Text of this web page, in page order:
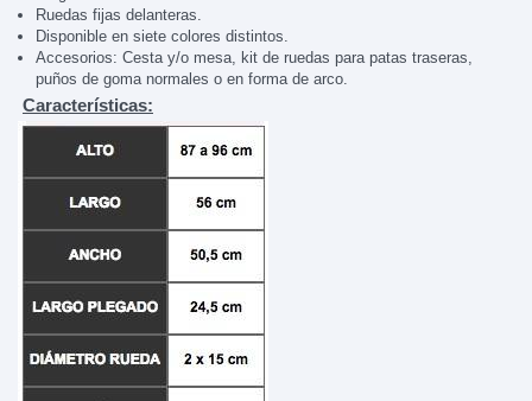
Ruedas fijas delanteras.
Disponible en siete colores distintos.
Accesorios: Cesta y/o mesa, kit de ruedas para patas traseras,
puños de goma normales o en forma de arco.
Características: